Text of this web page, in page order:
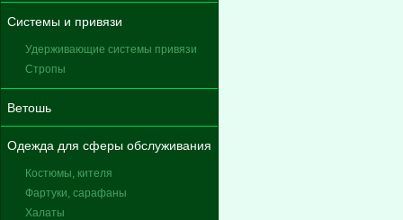
Системы и привязи
Удерживающие системы привязи
Стропы
Ветошь
Одежда для сферы обслуживания
Костюмы, кителя
Фартуки, сарафаны
Халаты